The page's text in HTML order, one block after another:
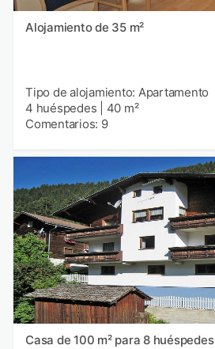
Alojamiento de 35 m²
Tipo de alojamiento: Apartamento
4 huéspedes
40 m²
Comentarios: 9
Casa de 100 m² para 8 huéspedes